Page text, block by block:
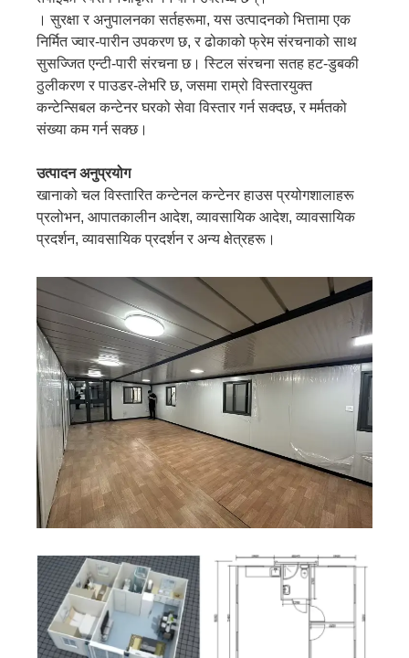
। सुरक्षा र अनुपालनका सर्तहरूमा, यस उत्पादनको भित्तामा एक
निर्मित ज्वार-पारीन उपकरण छ, र ढोकाको फ्रेम संरचनाको साथ
सुसज्जित एन्टी-पारी संरचना छ। स्टिल संरचना सतह हट-डुबकी
ठुलीकरण र पाउडर-लेभरि छ, जसमा राम्रो विस्तारयुक्त
कन्टेन्सिबल कन्टेनर घरको सेवा विस्तार गर्न सक्दछ, र मर्मतको
संख्या कम गर्न सक्छ।
उत्पादन अनुप्रयोग
खानाको चल विस्तारित कन्टेनल कन्टेनर हाउस प्रयोगशालाहरू
प्रलोभन, आपातकालीन आदेश, व्यावसायिक आदेश, व्यावसायिक
प्रदर्शन, व्यावसायिक प्रदर्शन र अन्य क्षेत्रहरू।